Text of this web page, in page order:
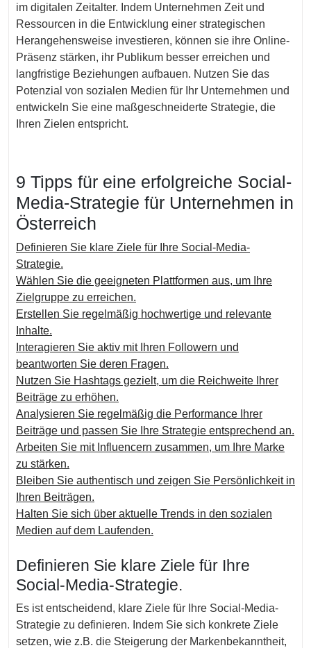
im digitalen Zeitalter. Indem Unternehmen Zeit und
Ressourcen in die Entwicklung einer strategischen
Herangehensweise investieren, können sie ihre Online-
Präsenz stärken, ihr Publikum besser erreichen und
langfristige Beziehungen aufbauen. Nutzen Sie das
Potenzial von sozialen Medien für Ihr Unternehmen und
entwickeln Sie eine maßgeschneiderte Strategie, die
Ihren Zielen entspricht.
9 Tipps für eine erfolgreiche Social-
Media-Strategie für Unternehmen in
Österreich
Definieren Sie klare Ziele für Ihre Social-Media-
Strategie.
Wählen Sie die geeigneten Plattformen aus, um Ihre
Zielgruppe zu erreichen.
Erstellen Sie regelmäßig hochwertige und relevante
Inhalte.
Interagieren Sie aktiv mit Ihren Followern und
beantworten Sie deren Fragen.
Nutzen Sie Hashtags gezielt, um die Reichweite Ihrer
Beiträge zu erhöhen.
Analysieren Sie regelmäßig die Performance Ihrer
Beiträge und passen Sie Ihre Strategie entsprechend an.
Arbeiten Sie mit Influencern zusammen, um Ihre Marke
zu stärken.
Bleiben Sie authentisch und zeigen Sie Persönlichkeit in
Ihren Beiträgen.
Halten Sie sich über aktuelle Trends in den sozialen
Medien auf dem Laufenden.
Definieren Sie klare Ziele für Ihre
Social-Media-Strategie.
Es ist entscheidend, klare Ziele für Ihre Social-Media-
Strategie zu definieren. Indem Sie sich konkrete Ziele
setzen, wie z.B. die Steigerung der Markenbekanntheit,